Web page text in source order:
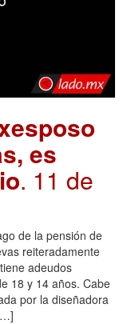
es
. 11 de
de la pensión de
reiteradamente
adeudos
18 y 14 años. Cabe
por la diseñadora